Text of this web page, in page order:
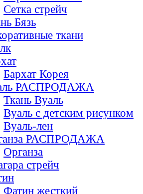
Сетка стрейч
Бязь
ткани
Бархат Корея
РАСПРОДАЖА
Ткань Вуаль
Вуаль с детским рисунком
Вуаль-лен
РАСПРОДАЖА
Органза
стрейч
Фатин жесткий